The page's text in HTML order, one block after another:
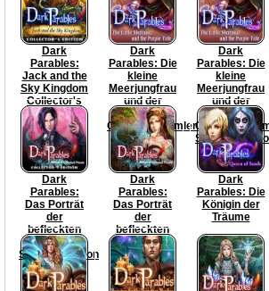
Dark
Parables:
Jack and the
Sky Kingdom
Collector's
Edition
Dark
Parables: Die
kleine
Meerjungfrau
und der
violette
Gezeitensammler
Dark
Parables: Die
kleine
Meerjungfrau
und der
violette
Dark
Parables:
Das Porträt
der
befleckten
Prinzessin
Sammleredition
Dark
Parables:
Das Porträt
der
befleckten
Prinzessin
Dark
Parables: Die
Königin der
Träume